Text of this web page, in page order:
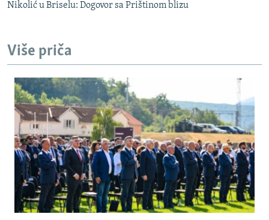
Nikolić u Briselu: Dogovor sa Prištinom blizu
Više priča